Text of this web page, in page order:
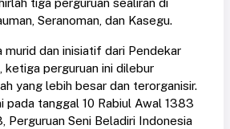
tiga perguruan sealiran di
Seranoman, dan Kasegu.
murid dan inisiatif dari Pendekar
ketiga perguruan ini dilebur
yang lebih besar dan terorganisir.
pada tanggal 10 Rabiul Awal 1383
Perguruan Seni Beladiri Indonesia